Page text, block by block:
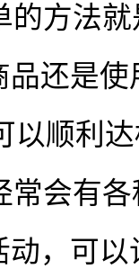
的方法
还是
以顺利
常会有
，可